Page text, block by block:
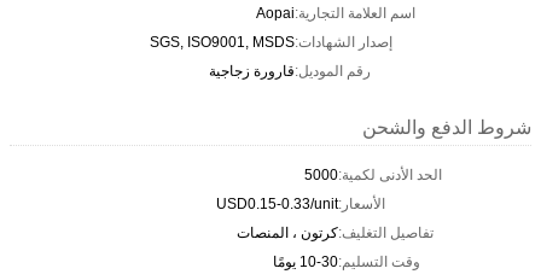
اسم العلامة التجارية:Aopai
إصدار الشهادات:SGS, ISO9001, MSDS
رقم الموديل:قارورة زجاجية
شروط الدفع والشحن
الحد الأدنى لكمية:5000
الأسعار:USD0.15-0.33/unit
تفاصيل التغليف:كرتون ، المنصات
وقت التسليم:10-30 يومًا